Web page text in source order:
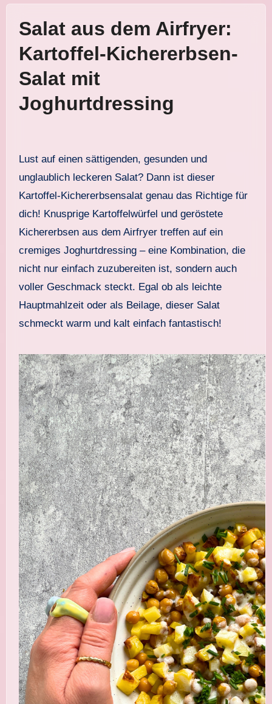
Salat aus dem Airfryer:
Kartoffel-Kichererbsen-
Salat mit
Joghurtdressing
Lust auf einen sättigenden, gesunden und
unglaublich leckeren Salat? Dann ist dieser
Kartoffel-Kichererbsensalat genau das Richtige für
dich! Knusprige Kartoffelwürfel und geröstete
Kichererbsen aus dem Airfryer treffen auf ein
cremiges Joghurtdressing – eine Kombination, die
nicht nur einfach zuzubereiten ist, sondern auch
voller Geschmack steckt. Egal ob als leichte
Hauptmahlzeit oder als Beilage, dieser Salat
schmeckt warm und kalt einfach fantastisch!